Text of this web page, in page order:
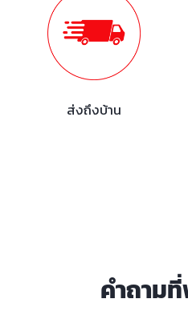
ส่งถึงบ้าน
คำถาม